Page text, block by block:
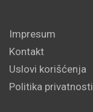
Impresum
Kontakt
Uslovi korišćenja
Politika privatnosti